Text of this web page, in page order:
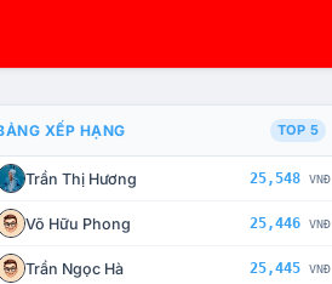
CHẾ TÀI XỬ LÝ VI PHẠM
XẾP HẠNG TOP 5
Trần Thị Hương 25,548 VNĐ
Võ Hữu Phong 25,446 VNĐ
Trần Ngọc Hà 25,445 VNĐ